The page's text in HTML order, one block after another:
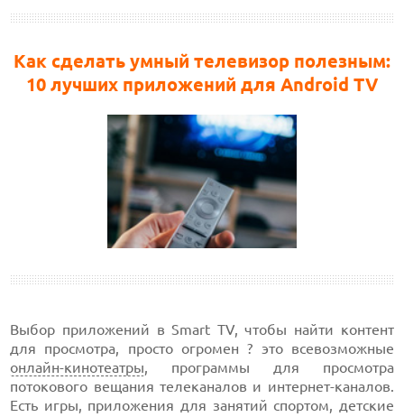
Как сделать умный телевизор полезным:
10 лучших приложений для Android TV
Выбор приложений в Smart TV, чтобы найти контент
для просмотра, просто огромен ? это всевозможные
онлайн-кинотеатры, программы для просмотра
потокового вещания телеканалов и интернет-каналов.
Есть игры, приложения для занятий спортом, детские